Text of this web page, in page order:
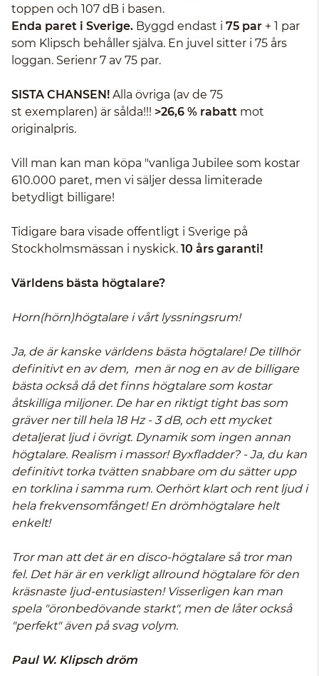
toppen och 107 dB i basen.
Enda paret i Sverige. Byggd endast i 75 par + 1 par
som Klipsch behåller själva. En juvel sitter i 75 års
loggan. Serienr 7 av 75 par.
SISTA CHANSEN! Alla övriga (av de 75
st exemplaren) är sålda!!! >26,6 % rabatt mot
originalpris.
Vill man kan man köpa "vanliga Jubilee som kostar
610.000 paret, men vi säljer dessa limiterade
betydligt billigare!
Tidigare bara visade offentligt i Sverige på
Stockholmsmässan i nyskick. 10 års garanti!
Världens bästa högtalare?
Horn(hörn)högtalare i vårt lyssningsrum!
Ja, de är kanske världens bästa högtalare! De tillhör
definitivt en av dem, men är nog en av de billigare
bästa också då det finns högtalare som kostar
åtskilliga miljoner. De har en riktigt tight bas som
gräver ner till hela 18 Hz - 3 dB, och ett mycket
detaljerat ljud i övrigt. Dynamik som ingen annan
högtalare. Realism i massor! Byxfladder? - Ja, du kan
definitivt torka tvätten snabbare om du sätter upp
en torklina i samma rum. Oerhört klart och rent ljud i
hela frekvensomfånget! En drömhögtalare helt
enkelt!
Tror man att det är en disco-högtalare så tror man
fel. Det här är en verkligt allround högtalare för den
kräsnaste ljud-entusiasten! Visserligen kan man
spela "öronbedövande starkt", men de låter också
"perfekt" även på svag volym.
Paul W. Klipsch dröm